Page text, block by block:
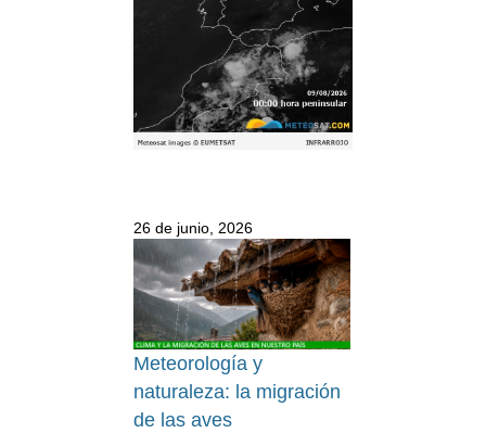
26 de junio, 2026
Meteorología y
naturaleza: la migración
de las aves